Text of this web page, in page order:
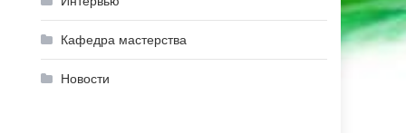
Кафедра мастерства
Новости